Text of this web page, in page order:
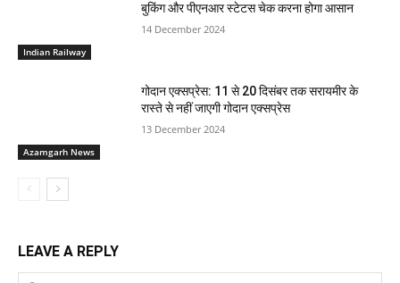
Indian Railway
बुकिंग और पीएनआर स्टेटस चेक करना होगा आसान
14 December 2024
Azamgarh News
गोदान एक्सप्रेस: 11 से 20 दिसंबर तक सरायमीर के
रास्ते से नहीं जाएगी गोदान एक्सप्रेस
13 December 2024
LEAVE A REPLY